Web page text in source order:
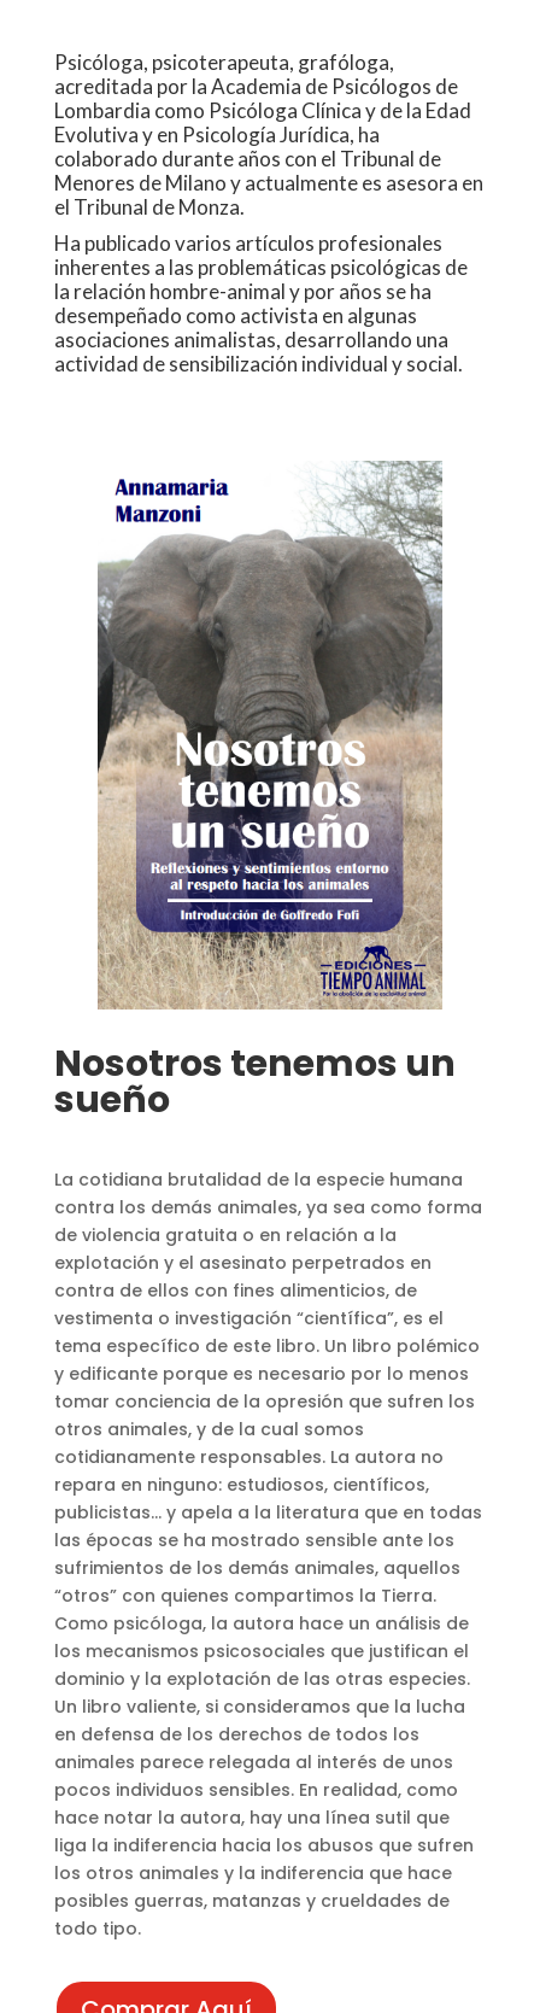
Psicóloga, psicoterapeuta, grafóloga,
acreditada por la Academia de Psicólogos de
Lombardia como Psicóloga Clínica y de la Edad
Evolutiva y en Psicología Jurídica, ha
colaborado durante años con el Tribunal de
Menores de Milano y actualmente es asesora en
el Tribunal de Monza.
Ha publicado varios artículos profesionales
inherentes a las problemáticas psicológicas de
la relación hombre-animal y por años se ha
desempeñado como activista en algunas
asociaciones animalistas, desarrollando una
actividad de sensibilización individual y social.
Nosotros tenemos un
sueño
La cotidiana brutalidad de la especie humana
contra los demás animales, ya sea como forma
de violencia gratuita o en relación a la
explotación y el asesinato perpetrados en
contra de ellos con fines alimenticios, de
vestimenta o investigación “científica”, es el
tema específico de este libro. Un libro polémico
y edificante porque es necesario por lo menos
tomar conciencia de la opresión que sufren los
otros animales, y de la cual somos
cotidianamente responsables. La autora no
repara en ninguno: estudiosos, científicos,
publicistas… y apela a la literatura que en todas
las épocas se ha mostrado sensible ante los
sufrimientos de los demás animales, aquellos
“otros” con quienes compartimos la Tierra.
Como psicóloga, la autora hace un análisis de
los mecanismos psicosociales que justifican el
dominio y la explotación de las otras especies.
Un libro valiente, si consideramos que la lucha
en defensa de los derechos de todos los
animales parece relegada al interés de unos
pocos individuos sensibles. En realidad, como
hace notar la autora, hay una línea sutil que
liga la indiferencia hacia los abusos que sufren
los otros animales y la indiferencia que hace
posibles guerras, matanzas y crueldades de
todo tipo.